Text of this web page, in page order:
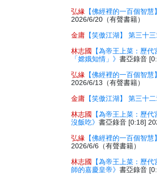
弘緣 【佛經裡的一百個智
2026/6/20（有聲書籍）
金庸 【笑傲江湖】 第三十
林志國
【為帝王上菜：歷
「嫦娥知情」》書亞錄音
弘緣 【佛經裡的一百個智
2026/6/13（有聲書籍）
金庸 【笑傲江湖】 第三十
林志國
【為帝王上菜：歷
沒飯吃》書亞錄音 [0:18]
弘緣 【佛經裡的一百個智
2026/6/6（有聲書籍）
林志國
【為帝王上菜：歷
師的嘉慶皇帝》書亞錄音